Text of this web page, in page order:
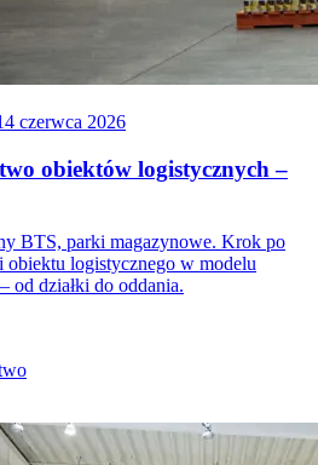
czerwca 2026
obiektów logistycznych –
BTS, parki magazynowe. Krok po
obiektu logistycznego w modelu
od działki do oddania.